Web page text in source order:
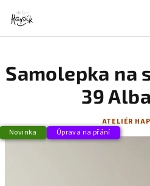
obsah
Samolepka na
39
ATELIÉR
Novinka
Úprava na přání